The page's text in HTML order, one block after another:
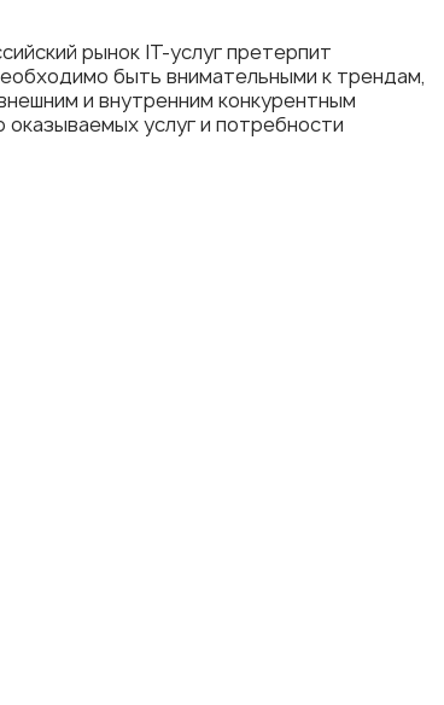
рынок IT-услуг претерпит
быть внимательными к трендам,
и внутренним конкурентным
услуг и потребности